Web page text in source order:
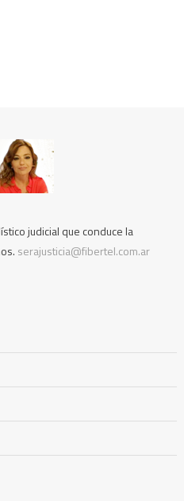
judicial que conduce la
serajusticia@fibertel.com.ar